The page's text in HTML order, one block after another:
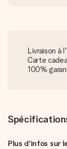
Livraison à
Carte
100%
Plus d'infos sur